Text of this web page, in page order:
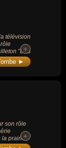
télévision
"Des
de
+
+
►
son rôle
la prairie »
Il
+
+